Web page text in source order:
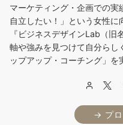
マーケティング・企画での
自立したい！」という女性に
『ビジネスデザインLab（
軸や強みを見つけて自分らし
ップアップ・コーチング」を
→ プロ